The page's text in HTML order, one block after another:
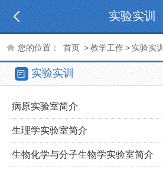
实验实训
您的位置： 首页 >教学工作> 实验实训
实验实训
病原实验室简介
生理学实验室简介
生物化学与分子生物学实验室简介